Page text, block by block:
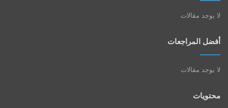
لا يوجد مقالات
أفضل المراجعات
لا يوجد مقالات
محتويات